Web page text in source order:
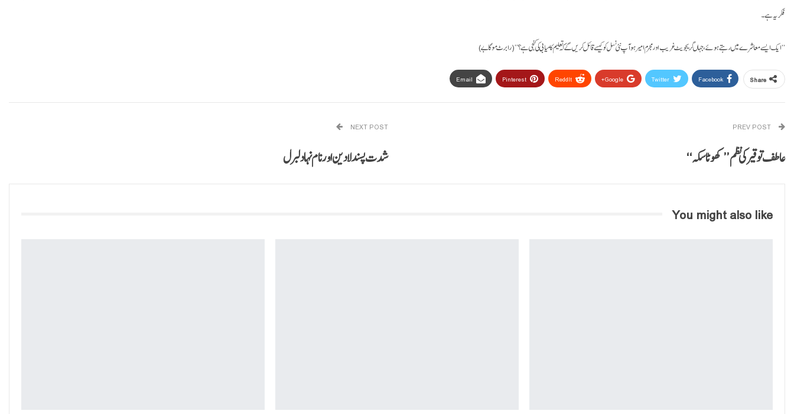
فکریہ ہے۔
’’ایک ایسے معاشرے میں رہتے ہوئے، جہاں گریجویٹ غریب اور مجرم امیر ہو آپ نئی نسل کو کیسے قائل کریں گے کہ تعلیم کامیابی کی کنجی ہے؟‘‘ (رابرٹ موگابے)
Share
Facebook
Twitter
Google+
ReddIt
Pinterest
Email
عاطف توقیر کی نظم ’’کھوٹا سکہ‘‘
NEXT POST
شدت پسند لادین اور نام نہاد لبرل
You might also like